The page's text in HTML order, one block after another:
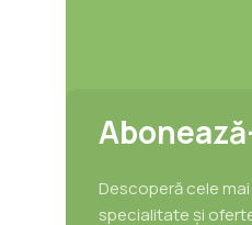
Descoperă cele
specialitate și